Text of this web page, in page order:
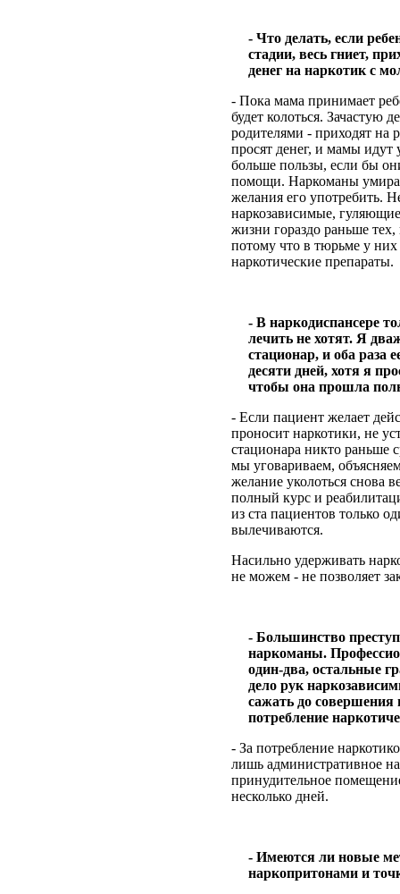
- Что делать, если
стадии, весь гниет,
денег на наркотик с
- Пока мама принимает
будет колоться. Зачастую
родителями - приходят на
просят денег, и мамы
больше пользы, если бы
помощи. Наркоманы
желания его употребить.
наркозависимые,
жизни гораздо раньше
потому что в тюрьме у
наркотические препараты.
- В наркодиспансере
лечить не хотят. Я
стационар, и оба раза
десяти дней, хотя я
чтобы она прошла
- Если пациент желает
проносит наркотики, не
стационара никто раньше
мы уговариваем,
желание уколоться снова
полный курс и
из ста пациентов только
вылечиваются.
Насильно удерживать
не можем - не позволяет
- Большинство
наркоманы.
один-два, остальные
дело рук
сажать до совершения
потребление
- За потребление
лишь административное
принудительное
несколько дней.
- Имеются ли новые
наркопритонами и